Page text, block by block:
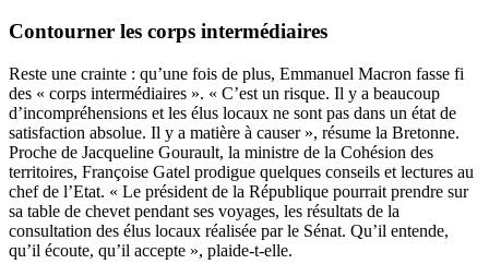
Contourner les corps intermédiaires
Reste une crainte : qu’une fois de plus, Emmanuel Macron fasse fi
des « corps intermédiaires ». « C’est un risque. Il y a beaucoup
d’incompréhensions et les élus locaux ne sont pas dans un état de
satisfaction absolue. Il y a matière à causer », résume la Bretonne.
Proche de Jacqueline Gourault, la ministre de la Cohésion des
territoires, Françoise Gatel prodigue quelques conseils et lectures au
chef de l’Etat. « Le président de la République pourrait prendre sur
sa table de chevet pendant ses voyages, les résultats de la
consultation des élus locaux réalisée par le Sénat. Qu’il entende,
qu’il écoute, qu’il accepte », plaide-t-elle.